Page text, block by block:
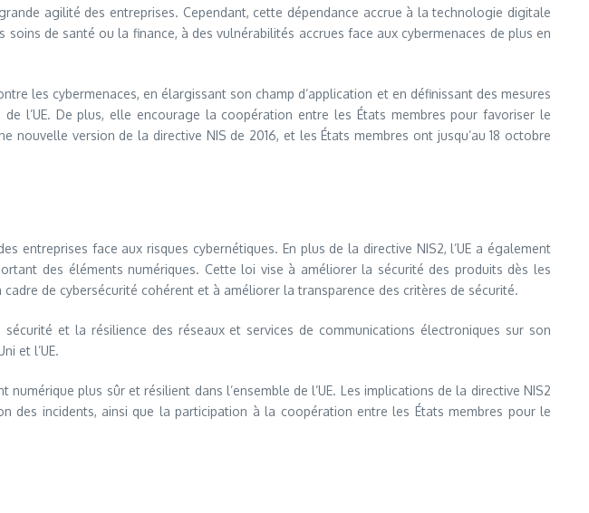
agilité des entreprises. Cependant, cette dépendance accrue à la technologie digitale
de santé ou la finance, à des vulnérabilités accrues face aux cybermenaces de plus en
les cybermenaces, en élargissant son champ d’application et en définissant des mesures
l’UE. De plus, elle encourage la coopération entre les États membres pour favoriser le
version de la directive NIS de 2016, et les États membres ont jusqu’au 18 octobre
face aux risques cybernétiques. En plus de la directive NIS2, l’UE a également
des éléments numériques. Cette loi vise à améliorer la sécurité des produits dès les
de cybersécurité cohérent et à améliorer la transparence des critères de sécurité.
et la résilience des réseaux et services de communications électroniques sur son
et l’UE.
plus sûr et résilient dans l’ensemble de l’UE. Les implications de la directive NIS2
des incidents, ainsi que la participation à la coopération entre les États membres pour le